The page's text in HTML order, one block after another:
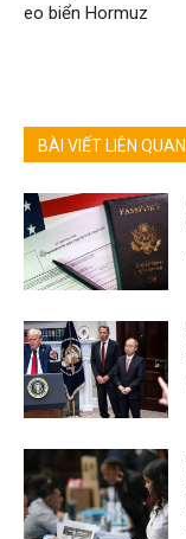
eo biển Hormuz
BÀI VIẾT LIÊN QUAN